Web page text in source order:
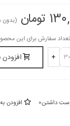
تومان
(بدون
سفارش برای این محصول 30 عدد
+
داشتن0 افزودن